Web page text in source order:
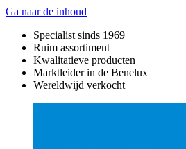
Ga naar de inhoud
Specialist sinds 1969
Ruim assortiment
Kwalitatieve producten
Marktleider in de Benelux
Wereldwijd verkocht